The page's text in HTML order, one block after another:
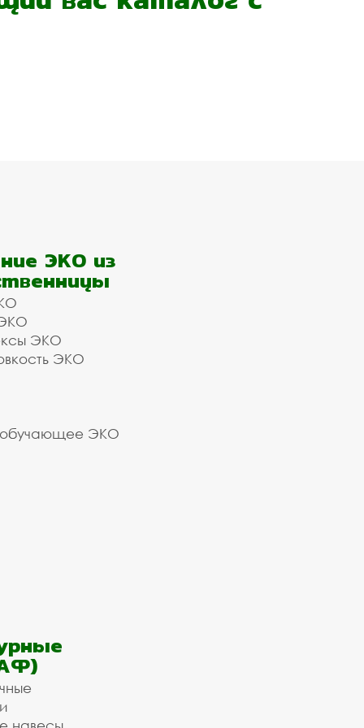
ЭКО из
ЭКО
ЭКО
ЭКО